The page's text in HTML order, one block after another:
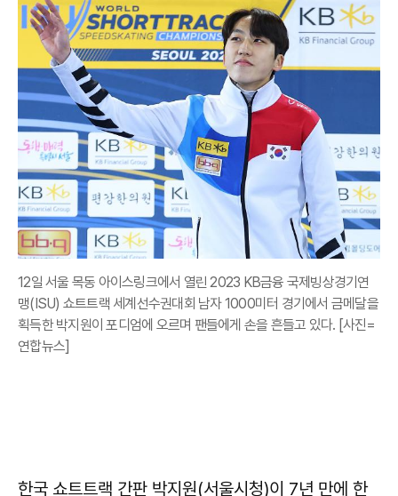
12일 서울 목동 아이스링크에서 열린 2023 KB금융 국제빙상경기연
맹(ISU) 쇼트트랙 세계선수권대회 남자 1000미터 경기에서 금메달을
획득한 박지원이 포디엄에 오르며 팬들에게 손을 흔들고 있다. [사진=
연합뉴스]
한국 쇼트트랙 간판 박지원(서울시청)이 7년 만에 한